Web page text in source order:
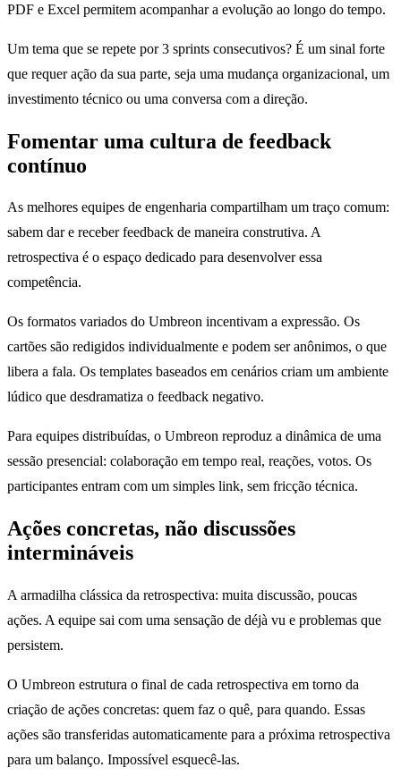
PDF e Excel permitem acompanhar a evolução ao longo do tempo.
Um tema que se repete por 3 sprints consecutivos? É um sinal forte
que requer ação da sua parte, seja uma mudança organizacional, um
investimento técnico ou uma conversa com a direção.
Fomentar uma cultura de feedback
contínuo
As melhores equipes de engenharia compartilham um traço comum:
sabem dar e receber feedback de maneira construtiva. A
retrospectiva é o espaço dedicado para desenvolver essa
competência.
Os formatos variados do Umbreon incentivam a expressão. Os
cartões são redigidos individualmente e podem ser anônimos, o que
libera a fala. Os templates baseados em cenários criam um ambiente
lúdico que desdramatiza o feedback negativo.
Para equipes distribuídas, o Umbreon reproduz a dinâmica de uma
sessão presencial: colaboração em tempo real, reações, votos. Os
participantes entram com um simples link, sem fricção técnica.
Ações concretas, não discussões
intermináveis
A armadilha clássica da retrospectiva: muita discussão, poucas
ações. A equipe sai com uma sensação de déjà vu e problemas que
persistem.
O Umbreon estrutura o final de cada retrospectiva em torno da
criação de ações concretas: quem faz o quê, para quando. Essas
ações são transferidas automaticamente para a próxima retrospectiva
para um balanço. Impossível esquecê-las.